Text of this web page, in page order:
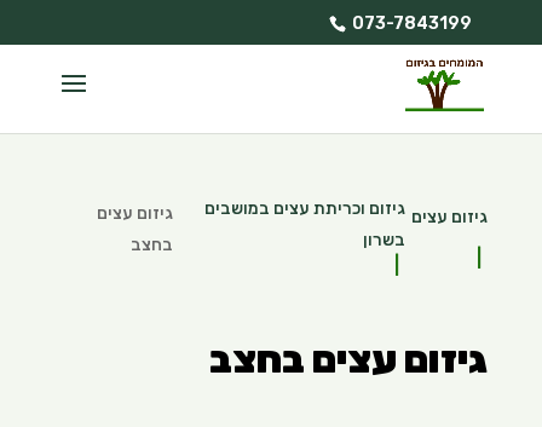
073-7843199
גיזום עצים גיזום וכריתת עצים במושבים
בשרון
גיזום עצים
בחצב
גיזום עצים בחצב